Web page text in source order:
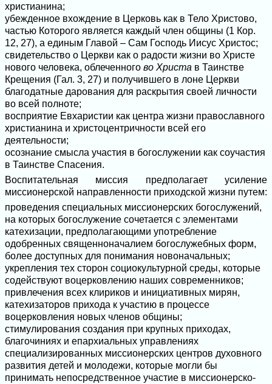
христианина;
убежденное вхождение в Церковь как в Тело Христово,
частью Которого является каждый член общины (1 Кор.
12, 27), а единым Главой – Сам Господь Иисус Христос;
свидетельство о Церкви как о радости жизни во Христе
нового человека, облеченного во Христа в Таинстве
Крещения (Гал. 3, 27) и получившего в лоне Церкви
благодатные дарования для раскрытия своей личности
во всей полноте;
восприятие Евхаристии как центра жизни православного
христианина и христоцентричности всей его
деятельности;
осознание смысла участия в богослужении как соучастия
в Таинстве Спасения.
Воспитательная миссия предполагает усиление
миссионерской направленности приходской жизни путем:
проведения специальных миссионерских богослужений,
на которых богослужение сочетается с элементами
катехизации, предполагающими употребление
одобренных священноначалием богослужебных форм,
более доступных для понимания новоначальных;
укрепления тех сторон социокультурной среды, которые
содействуют воцерковлению наших современников;
привлечения всех клириков и инициативных мирян,
катехизаторов прихода к участию в процессе
воцерковления новых членов общины;
стимулирования создания при крупных приходах,
благочиниях и епархиальных управлениях
специализированных миссионерских центров духовного
развития детей и молодежи, которые могли бы
принимать непосредственное участие в миссионерско-